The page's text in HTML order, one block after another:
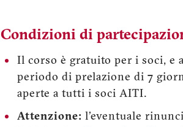
Condizioni di
Il corso è gratuito per i soci, e
periodo di prelazione di 7
aperte a tutti i soci AITI.
Attenzione: l'eventuale